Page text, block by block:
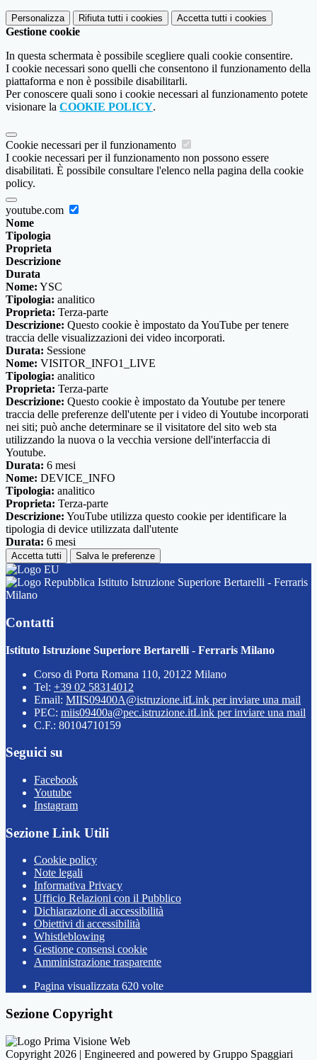
Personalizza Rifiuta tutti i cookies Accetta tutti i cookies
Gestione cookie
In questa schermata è possibile scegliere quali cookie consentire.
I cookie necessari sono quelli che consentono il funzionamento della
piattaforma e non è possibile disabilitarli.
Per conoscere quali sono i cookie necessari al funzionamento potete
visionare la COOKIE POLICY.
Cookie necessari per il funzionamento
I cookie necessari per il funzionamento non possono essere
disabilitati. È possibile consultare l'elenco nella pagina della cookie
policy.
youtube.com
Nome
Tipologia
Proprieta
Descrizione
Durata
Nome: YSC
Tipologia: analitico
Proprieta: Terza-parte
Descrizione: Questo cookie è impostato da YouTube per tenere
traccia delle visualizzazioni dei video incorporati.
Durata: Sessione
Nome: VISITOR_INFO1_LIVE
Tipologia: analitico
Proprieta: Terza-parte
Descrizione: Questo cookie è impostato da Youtube per tenere
traccia delle preferenze dell'utente per i video di Youtube incorporati
nei siti; può anche determinare se il visitatore del sito web sta
utilizzando la nuova o la vecchia versione dell'interfaccia di
Youtube.
Durata: 6 mesi
Nome: DEVICE_INFO
Tipologia: analitico
Proprieta: Terza-parte
Descrizione: YouTube utilizza questo cookie per identificare la
tipologia di device utilizzata dall'utente
Durata: 6 mesi
Accetta tutti Salva le preferenze
Istituto Istruzione Superiore Bertarelli - Ferraris
Milano
Contatti
Istituto Istruzione Superiore Bertarelli - Ferraris Milano
Corso di Porta Romana 110, 20122 Milano
Tel: +39 02 58314012
Email: MIIS09400A@istruzione.itLink per inviare una mail
PEC: miis09400a@pec.istruzione.itLink per inviare una mail
C.F.: 80104710159
Seguici su
Facebook
Youtube
Instagram
Sezione Link Utili
Cookie policy
Note legali
Informativa Privacy
Ufficio Relazioni con il Pubblico
Dichiarazione di accessibilità
Obiettivi di accessibilità
Whistleblowing
Gestione consensi cookie
Amministrazione trasparente
Pagina visualizzata 620 volte
Sezione Copyright
Copyright 2026 | Engineered and powered by Gruppo Spaggiari